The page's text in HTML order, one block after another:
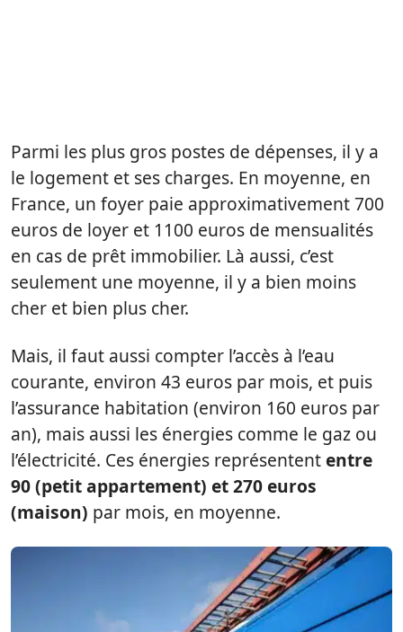
Parmi les plus gros postes de dépenses, il y a
le logement et ses charges. En moyenne, en
France, un foyer paie approximativement 700
euros de loyer et 1100 euros de mensualités
en cas de prêt immobilier. Là aussi, c’est
seulement une moyenne, il y a bien moins
cher et bien plus cher.
Mais, il faut aussi compter l’accès à l’eau
courante, environ 43 euros par mois, et puis
l’assurance habitation (environ 160 euros par
an), mais aussi les énergies comme le gaz ou
l’électricité. Ces énergies représentententre
90 (petit appartement) et 270 euros
(maison) par mois, en moyenne.